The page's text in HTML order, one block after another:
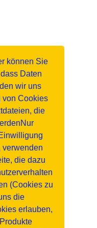
können Sie
Daten
wir uns
von Cookies
die
verwenden
die dazu
(Cookies zu
die
erlauben,